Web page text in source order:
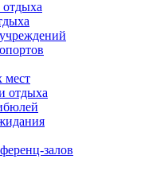
мест
отдыха
залов